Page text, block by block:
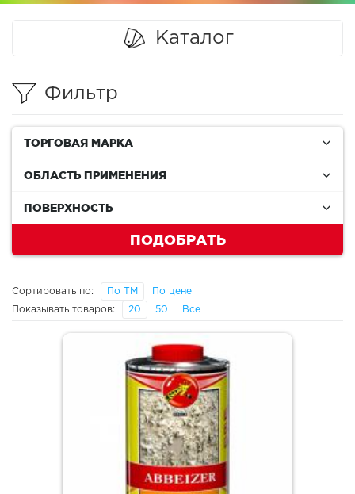
Каталог
Фильтр
ТОРГОВАЯ МАРКА
ОБЛАСТЬ ПРИМЕНЕНИЯ
ПОВЕРХНОСТЬ
ПОДОБРАТЬ
Сортировать по: По ТМ По цене
Показывать товаров: 20 50 Все